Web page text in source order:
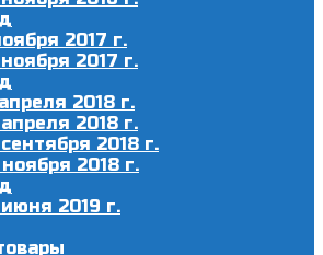
2017 г.
2017 г.
2018 г.
2018 г.
2018 г.
2018 г.
2019 г.